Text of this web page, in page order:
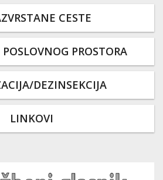
CESTE
PROSTORA
DEZINSEKCIJA
LINKOVI